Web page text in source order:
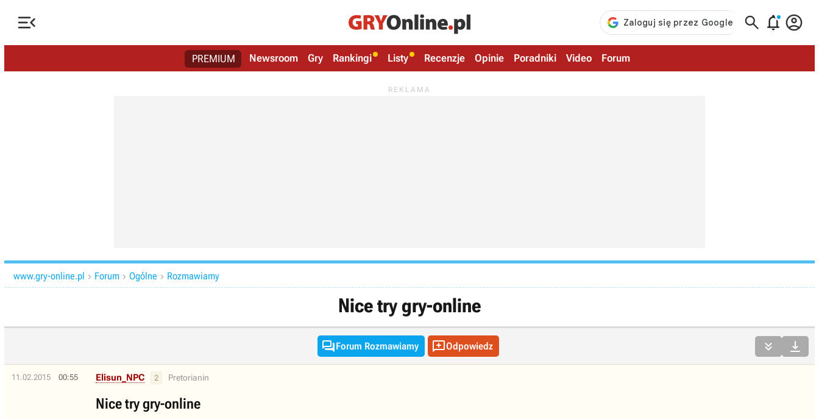
   
PREMIUM Newsroom Gry Rankingi Listy Recenzje Opinie Poradniki Video Forum
www.gry-online.pl  Forum  Ogólne  Rozmawiamy
Nice try gry-online
Forum Rozmawiamy Odpowiedz  
11.02.2015 00:55 Elisun_NPC 2 Pretorianin
Nice try gry-online